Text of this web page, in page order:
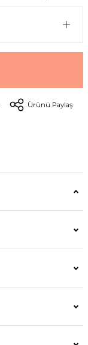
Ürünü Paylaş